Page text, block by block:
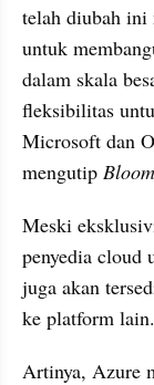
telah diubah ini
untuk
dalam skala
fleksibilitas
Microsoft dan
mengutip
Meski
penyedia cloud
juga akan
ke platform lain.
Artinya, Azure